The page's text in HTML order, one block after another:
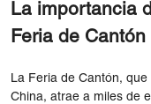
La importancia
Feria de Cantón
La Feria de Cantón,
China, atrae a miles de